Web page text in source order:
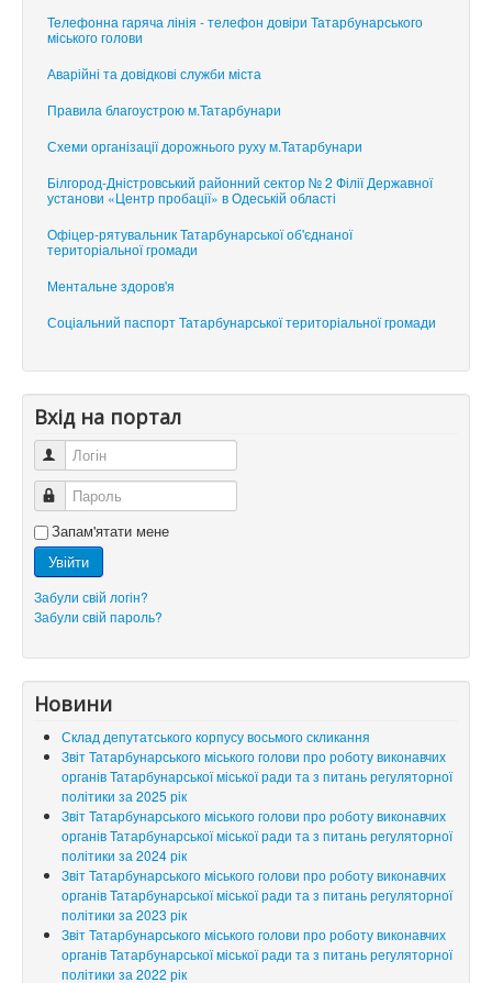
Телефонна гаряча лінія - телефон довіри Татарбунарського
міського голови
Аварійні та довідкові служби міста
Правила благоустрою м.Татарбунари
Схеми організації дорожнього руху м.Татарбунари
Білгород-Дністровський районний сектор № 2 Філії Державної
установи «Центр пробації» в Одеській області
Офіцер-рятувальник Татарбунарської об'єднаної
територіальної громади
Ментальне здоров'я
Соціальний паспорт Татарбунарської територіальної громади
Вхід на портал
Логін
Пароль
Запам'ятати мене
Увійти
Забули свій логін?
Забули свій пароль?
Новини
Склад депутатського корпусу восьмого скликання
Звіт Татарбунарського міського голови про роботу виконавчих
органів Татарбунарської міської ради та з питань регуляторної
політики за 2025 рік
Звіт Татарбунарського міського голови про роботу виконавчих
органів Татарбунарської міської ради та з питань регуляторної
політики за 2024 рік
Звіт Татарбунарського міського голови про роботу виконавчих
органів Татарбунарської міської ради та з питань регуляторної
політики за 2023 рік
Звіт Татарбунарського міського голови про роботу виконавчих
органів Татарбунарської міської ради та з питань регуляторної
політики за 2022 рік